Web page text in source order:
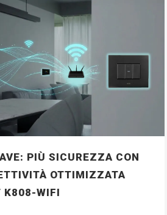
PIÙ SICUREZZA CON
OTTIMIZZATA
K808-WIFI